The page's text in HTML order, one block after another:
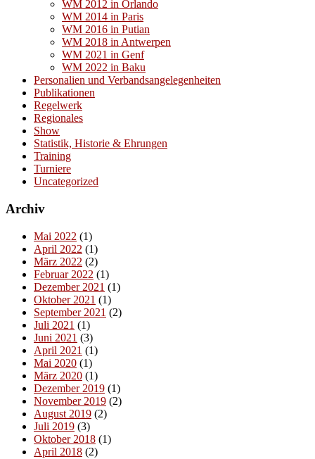
WM 2012 in Orlando
WM 2014 in Paris
WM 2016 in Putian
WM 2018 in Antwerpen
WM 2021 in Genf
WM 2022 in Baku
Personalien und Verbandsangelegenheiten
Publikationen
Regelwerk
Regionales
Show
Statistik, Historie & Ehrungen
Training
Turniere
Uncategorized
Archiv
Mai 2022 (1)
April 2022 (1)
März 2022 (2)
Februar 2022 (1)
Dezember 2021 (1)
Oktober 2021 (1)
September 2021 (2)
Juli 2021 (1)
Juni 2021 (3)
April 2021 (1)
Mai 2020 (1)
März 2020 (1)
Dezember 2019 (1)
November 2019 (2)
August 2019 (2)
Juli 2019 (3)
Oktober 2018 (1)
April 2018 (2)